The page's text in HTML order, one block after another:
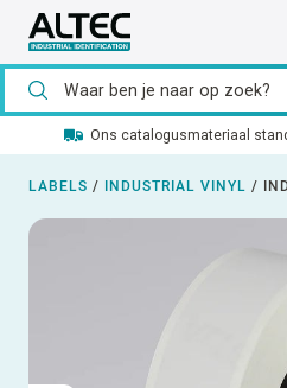
Ons catalogusmateriaal
LABELS / INDUSTRIAL VINYL /